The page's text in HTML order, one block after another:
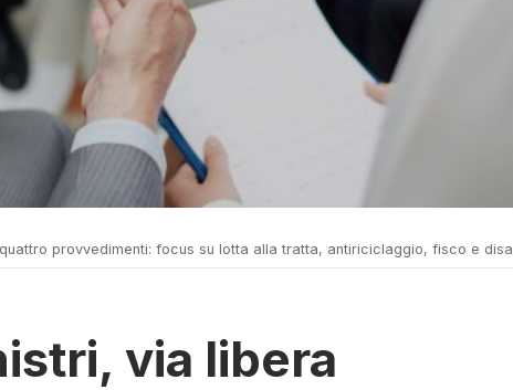
provvedimenti: focus su lotta alla tratta, antiriciclaggio, fisco e disabilità
via libera